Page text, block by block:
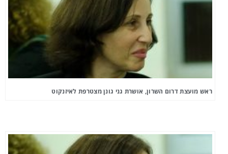
ראש מועצת דרום השרון, אושרת גני גונן מצטרפת לאיזנקוט